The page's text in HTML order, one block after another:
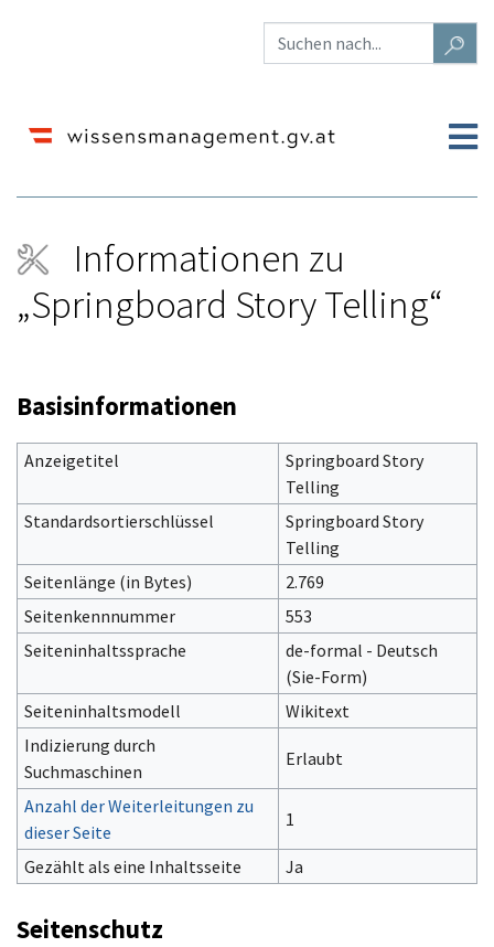
Informationen zu
„Springboard Story Telling“
Wechseln zu: Navigation
Basisinformationen
Anzeigetitel
Springboard Story
Telling
Standardsortierschlüssel
Springboard Story
Telling
Seitenlänge (in Bytes)
2.769
Seitenkennnummer
553
Seiteninhaltssprache
de-formal - Deutsch
(Sie-Form)‎
Seiteninhaltsmodell
Wikitext
Indizierung durch
Suchmaschinen
Erlaubt
Anzahl der Weiterleitungen zu
dieser Seite
1
Gezählt als eine Inhaltsseite Ja
Seitenschutz